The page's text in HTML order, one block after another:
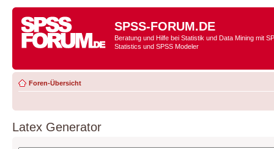
SPSS-FORUM.DE
Beratung und Hilfe bei Statistik und Data Mining mit
Statistics und SPSS Modeler
Foren-Übersicht
Latex Generator